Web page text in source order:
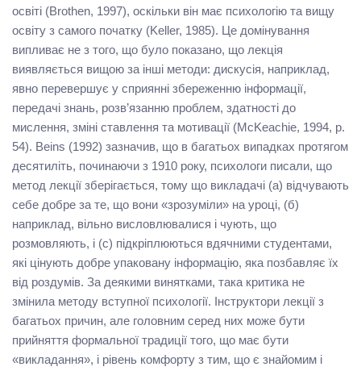
освіті (Brothen, 1997), оскільки він має психологію та вищу
освіту з самого початку (Keller, 1985). Це домінування
випливає не з того, що було показано, що лекція
виявляється вищою за інші методи: дискусія, наприклад,
явно перевершує у сприянні збереженню інформації,
передачі знань, розв’язанню проблем, здатності до
мислення, зміні ставлення та мотивації (McKeachie, 1994, p.
54). Beins (1992) зазначив, що в багатьох випадках протягом
десятиліть, починаючи з 1910 року, психологи писали, що
метод лекції зберігається, тому що викладачі (а) відчувають
себе добре за те, що вони «зрозуміли» на уроці, (б)
наприклад, вільно висловлювалися і чують, що
розмовляють, і (c) підкріплюються вдячними студентами,
які цінують добре упаковану інформацію, яка позбавляє їх
від роздумів. За деякими винятками, така критика не
змінила методу вступної психології. Інструктори лекції з
багатьох причин, але головним серед них може бути
прийняття формальної традиції того, що має бути
«викладання», і рівень комфорту з тим, що є знайомим і